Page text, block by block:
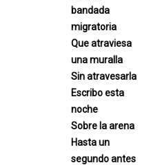
bandada
migratoria
Que atraviesa
una muralla
Sin atravesarla
Escribo esta
noche
Sobre la arena
Hasta un
segundo antes